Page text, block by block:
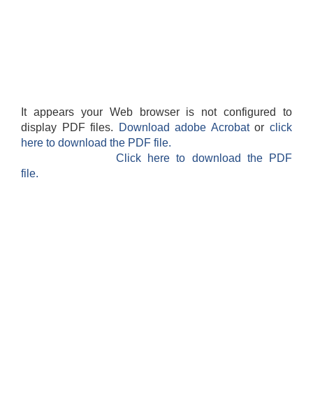
It appears your Web browser is not configured to
display PDF files.
Download adobe Acrobatorclick
here to download the PDF file.
Click here to download the PDF
file.